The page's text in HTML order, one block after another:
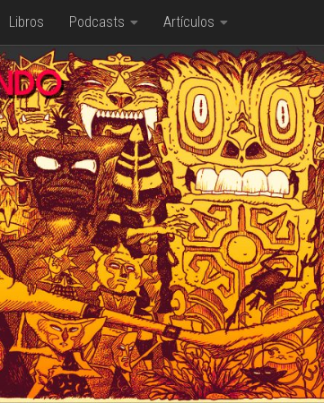
Libros Podcasts Artículos